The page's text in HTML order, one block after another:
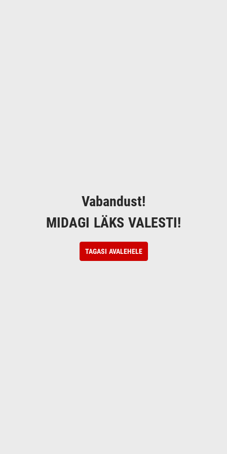
Vabandust!
MIDAGI LÄKS VALESTI!
TAGASI AVALEHELE